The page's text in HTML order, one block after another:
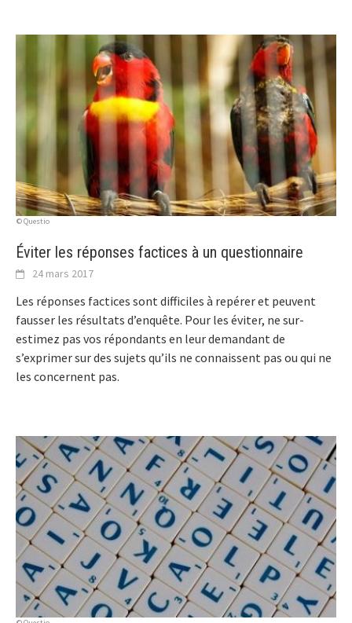
© Questio
Éviter les réponses factices à un questionnaire
24 mars 2017
Les réponses factices sont difficiles à repérer et peuvent
fausser les résultats d’enquête. Pour les éviter, ne sur-
estimez pas vos répondants en leur demandant de
s’exprimer sur des sujets qu’ils ne connaissent pas ou qui ne
les concernent pas.